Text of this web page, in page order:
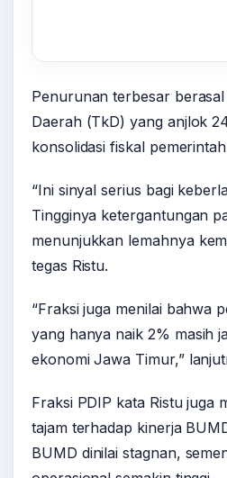
Penurunan terbesar
Daerah (TkD) yang anjlok
konsolidasi fiskal
“Ini sinyal serius bagi
Tingginya ketergantungan
menunjukkan lemahnya
tegas Ristu.
“Fraksi juga menilai bahwa
yang hanya naik 2% masih
ekonomi Jawa Timur,”
Fraksi PDIP kata Ristu juga
tajam terhadap kinerja
BUMD dinilai stagnan,